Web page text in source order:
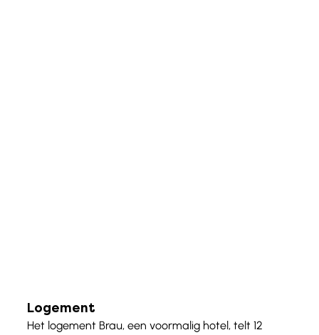
Logement
Het logement Brau, een voormalig hotel, telt 12